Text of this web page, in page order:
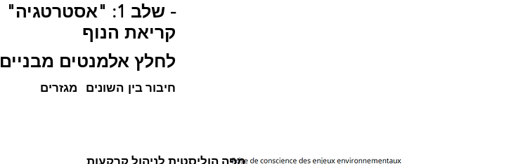
- שלב 1: "אסטרטגיה"
קריאת הנוף
לחלץ אלמנטים מבניים
חיבור בין השונים מגזרים
מפה הוליסטית לניהול קרקעות